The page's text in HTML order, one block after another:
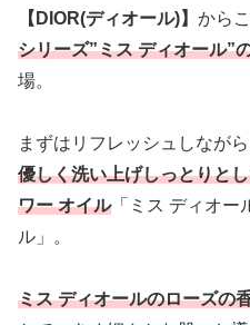
【DIOR(ディオール)】 から
シリーズ”ミス ディオール”
場。
まずはリフレッシュしながら
優しく洗い上げしっとりと
ワー オイル「ミス ディオー
ル」。
ミス ディオールのローズの